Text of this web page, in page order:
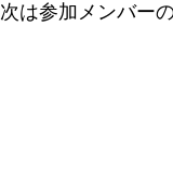
次は参加メンバー